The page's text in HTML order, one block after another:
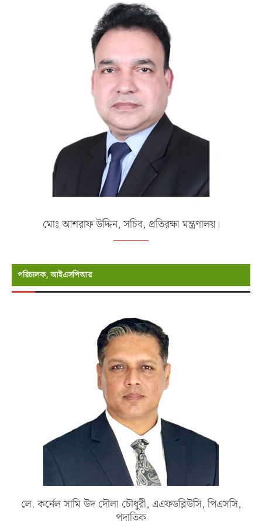
মোঃ আশরাফ উদ্দিন, সচিব, প্রতিরক্ষা মন্ত্রণালয়।
পরিচালক, আইএসপিআর
লে. কর্নেল সামি উদ দৌলা চৌধুরী, এএফডব্লিউসি, পিএসসি,
পদাতিক